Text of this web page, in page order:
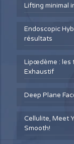
Lifting minimal
Endoscopic
résultats
Lipœdème : les
Exhaustif
Deep Plane
Cellulite, Meet
Smooth!